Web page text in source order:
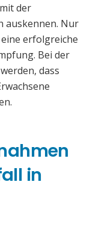
der
auskennen. Nur
erfolgreiche
Bei der
dass
in